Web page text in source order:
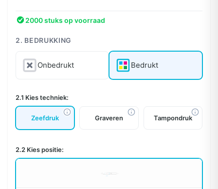
2000 stuks op voorraad
2. BEDRUKKING
Onbedrukt Bedrukt
2.1 Kies techniek:
Zeefdruk Graveren Tampondruk
2.2 Kies positie: